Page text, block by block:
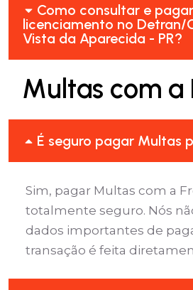
Como consultar e
licenciamento no Detran/
Vista da Aparecida - PR?
Multas com a
É seguro pagar Multas
Sim, pagar Multas com a
totalmente seguro. Nós
dados importantes de
transação é feita